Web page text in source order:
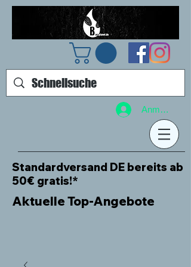
Anmelden
Standardversand DE bereits ab
50€ gratis!*
Aktuelle Top-Angebote